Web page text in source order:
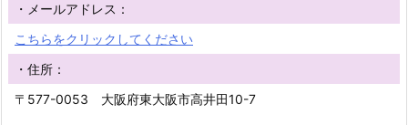
・メールアドレス：
こちらをクリックしてください
・住所：
〒577-0053 大阪府東大阪市高井田10-7